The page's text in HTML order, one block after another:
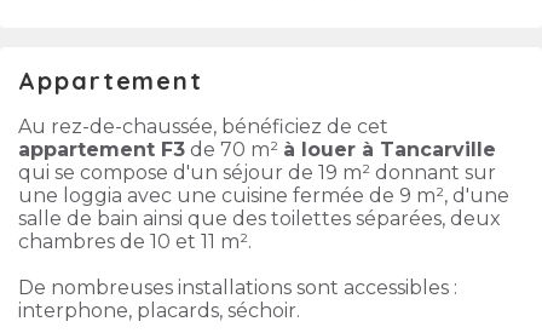
Appartement
Au rez-de-chaussée, bénéficiez de cet
appartement F3 de 70 m² à louer à Tancarville
qui se compose d'un séjour de 19 m² donnant sur
une loggia avec une cuisine fermée de 9 m², d'une
salle de bain ainsi que des toilettes séparées, deux
chambres de 10 et 11 m².
De nombreuses installations sont accessibles :
interphone, placards, séchoir.